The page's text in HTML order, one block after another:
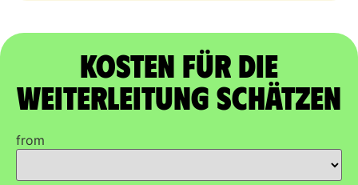
Kosten für die
Weiterleitung schätzen
from